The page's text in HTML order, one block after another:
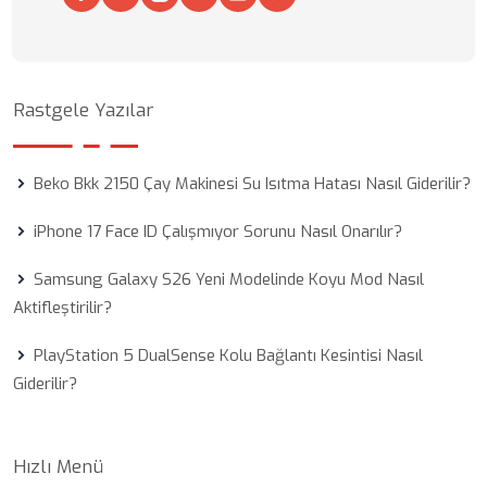
Rastgele Yazılar
Beko Bkk 2150 Çay Makinesi Su Isıtma Hatası Nasıl Giderilir?
iPhone 17 Face ID Çalışmıyor Sorunu Nasıl Onarılır?
Samsung Galaxy S26 Yeni Modelinde Koyu Mod Nasıl
Aktifleştirilir?
PlayStation 5 DualSense Kolu Bağlantı Kesintisi Nasıl
Giderilir?
Hızlı Menü